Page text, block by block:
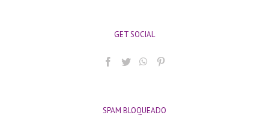
GET SOCIAL
SPAM BLOQUEADO